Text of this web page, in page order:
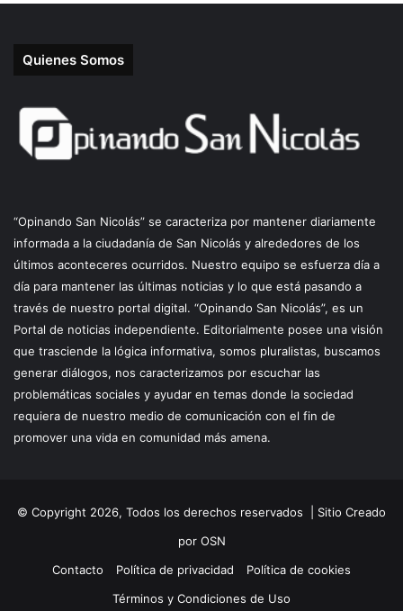
Quienes Somos
“Opinando San Nicolás” se caracteriza por mantener diariamente
informada a la ciudadanía de San Nicolás y alrededores de los
últimos aconteceres ocurridos. Nuestro equipo se esfuerza día a
día para mantener las últimas noticias y lo que está pasando a
través de nuestro portal digital. “Opinando San Nicolás”, es un
Portal de noticias independiente. Editorialmente posee una visión
que trasciende la lógica informativa, somos pluralistas, buscamos
generar diálogos, nos caracterizamos por escuchar las
problemáticas sociales y ayudar en temas donde la sociedad
requiera de nuestro medio de comunicación con el fin de
promover una vida en comunidad más amena.
© Copyright 2026, Todos los derechos reservados | Sitio Creado
por OSN
Contacto
Política de privacidad
Política de cookies
Términos y Condiciones de Uso